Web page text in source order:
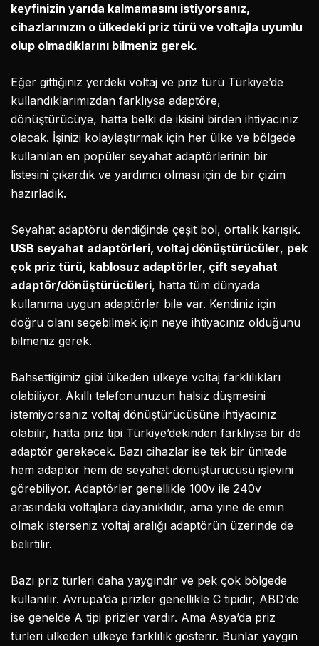
keyfinizin yarıda kalmamasını istiyorsanız,
cihazlarınızın o ülkedeki priz türü ve voltajla uyumlu
olup olmadıklarını bilmeniz gerek.
Eğer gittiğiniz yerdeki voltaj ve priz türü Türkiye’de
kullandıklarımızdan farklıysa adaptöre,
dönüştürücüye, hatta belki de ikisini birden ihtiyacınız
olacak. İşinizi kolaylaştırmak için her ülke ve bölgede
kullanılan en popüler seyahat adaptörlerinin bir
listesini çıkardık ve yardımcı olması için de bir çizim
hazırladık.
Seyahat adaptörü dendiğinde çeşit bol, ortalık karışık.
USB seyahat adaptörleri, voltaj dönüştürücüler, pek
çok priz türü, kablosuz adaptörler, çift seyahat
adaptör/dönüştürücüleri, hatta tüm dünyada
kullanıma uygun adaptörler bile var. Kendiniz için
doğru olanı seçebilmek için neye ihtiyacınız olduğunu
bilmeniz gerek.
Bahsettiğimiz gibi ülkeden ülkeye voltaj farklılıkları
olabiliyor. Akıllı telefonunuzun halsiz düşmesini
istemiyorsanız voltaj dönüştürücüsüne ihtiyacınız
olabilir, hatta priz tipi Türkiye’dekinden farklıysa bir de
adaptör gerekecek. Bazı cihazlar ise tek bir ünitede
hem adaptör hem de seyahat dönüştürücüsü işlevini
görebiliyor. Adaptörler genellikle 100v ile 240v
arasındaki voltajlara dayanıklıdır, ama yine de emin
olmak isterseniz voltaj aralığı adaptörün üzerinde de
belirtilir.
Bazı priz türleri daha yaygındır ve pek çok bölgede
kullanılır. Avrupa’da prizler genellikle C tipidir, ABD’de
ise genelde A tipi prizler vardır. Ama Asya’da priz
türleri ülkeden ülkeye farklılık gösterir. Bunlar yaygın